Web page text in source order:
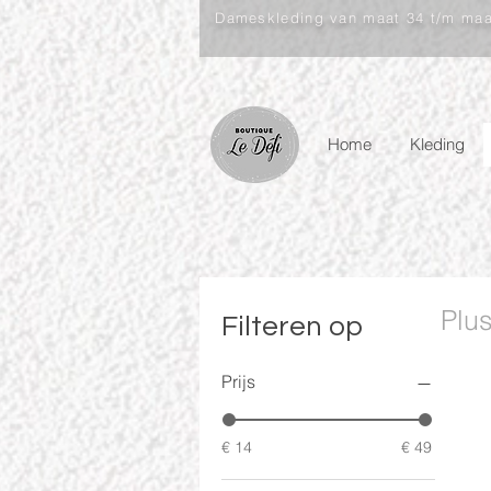
Dameskleding van maat 34 t/m
Home Kleding
Filteren op
Prijs
€ 14 € 49